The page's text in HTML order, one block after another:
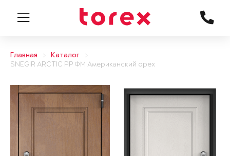
Главная
Каталог
SNEGIR ARCTIC PP ФМ Американский орех